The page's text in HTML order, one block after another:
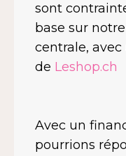
sont
base sur
centrale,
de Leshop.ch
Avec un
pourrions